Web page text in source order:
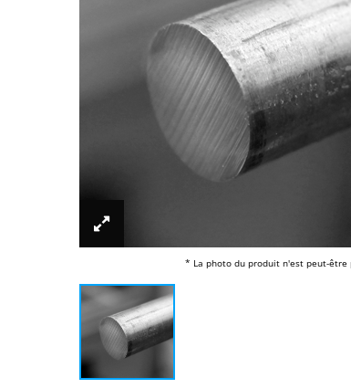
* La photo du produit n'est peut-être